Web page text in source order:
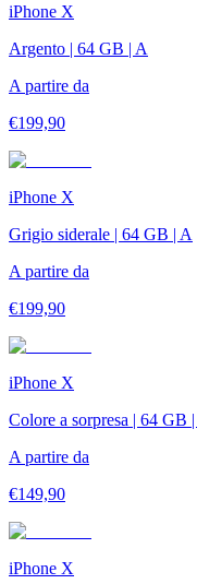
iPhone X
Argento | 64 GB | A
A partire da
€199,90
iPhone X
Grigio siderale | 64 GB | A
A partire da
€199,90
iPhone X
Colore a sorpresa | 64 GB
A partire da
€149,90
iPhone X